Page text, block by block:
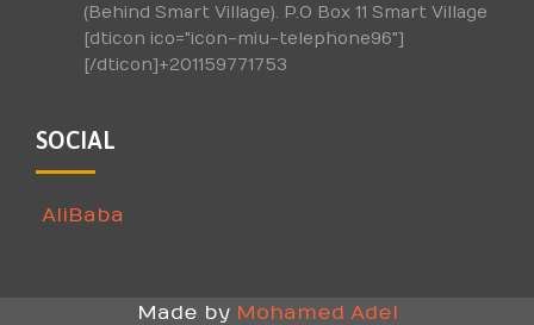
(Behind Smart Village). P.O Box 11 Smart Village
[dticon ico="icon-miu-telephone96"]
[/dticon]+201159771753
SOCIAL
AliBaba
Made by Mohamed Adel